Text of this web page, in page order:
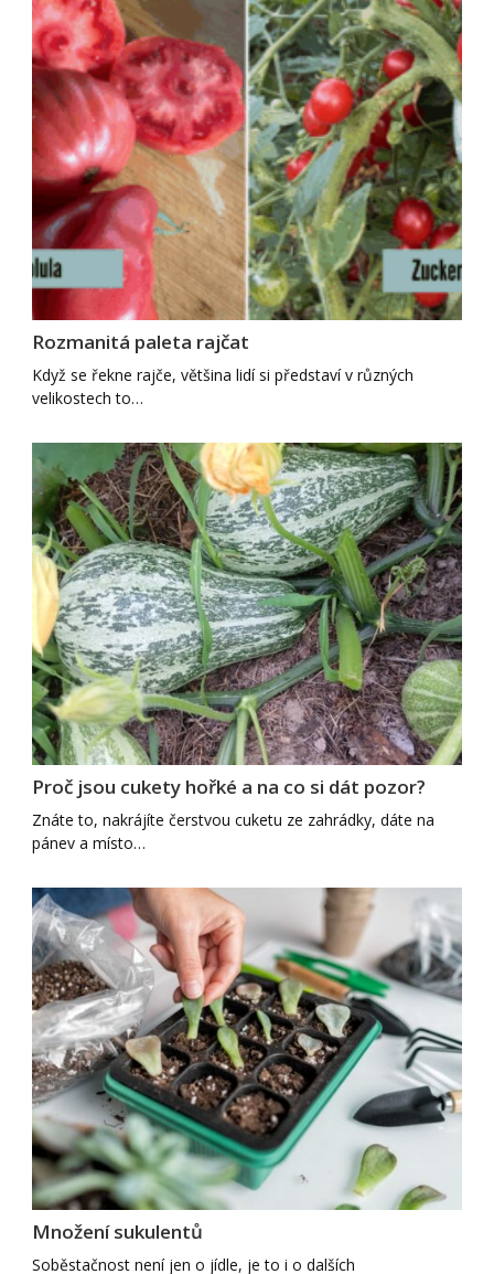
Rozmanitá paleta rajčat
Když se řekne rajče, většina lidí si představí v různých
velikostech to…
Proč jsou cukety hořké a na co si dát pozor?
Znáte to, nakrájíte čerstvou cuketu ze zahrádky, dáte na
pánev a místo…
Množení sukulentů
Soběstačnost není jen o jídle, je to i o dalších